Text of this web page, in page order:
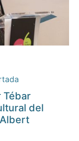
Tébar
del